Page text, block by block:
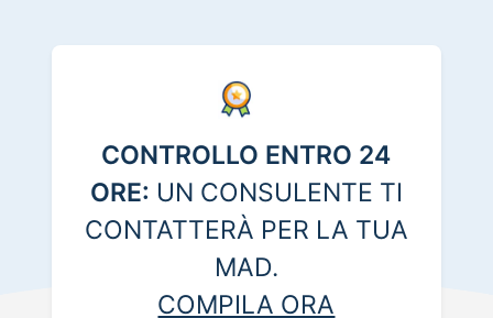
CONTROLLO ENTRO 24
ORE: UN CONSULENTE TI
CONTATTERÀ PER LA TUA
MAD.
COMPILA ORA